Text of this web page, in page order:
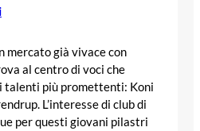
mercato già vivace con
al centro di voci che
talenti più promettenti: Koni
L’interesse di club di
per questi giovani pilastri